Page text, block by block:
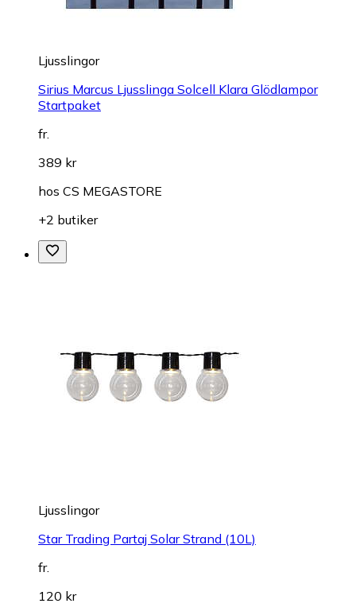
Ljusslingor
Sirius Marcus Ljusslinga Solcell Klara Glödlampor
Startpaket
fr.
389 kr
hos CS MEGASTORE
+2 butiker
Ljusslingor
Star Trading Partaj Solar Strand (10L)
fr.
120 kr